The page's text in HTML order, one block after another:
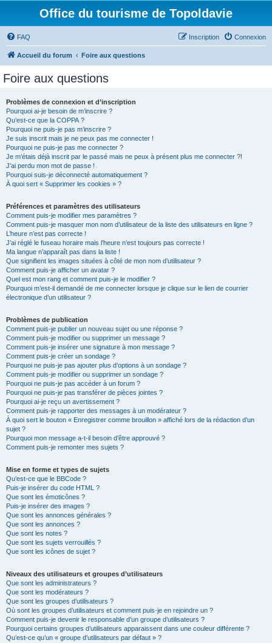
Office du tourisme de Topoldavie
FAQ Connexion
Inscription
Accueil du forum Foire aux questions
Foire aux questions
Problèmes de connexion et d’inscription
Pourquoi ai-je besoin de m’inscrire ?
Qu’est-ce que la COPPA ?
Pourquoi ne puis-je pas m’inscrire ?
Je suis inscrit mais je ne peux pas me connecter !
Pourquoi ne puis-je pas me connecter ?
Je m’étais déjà inscrit par le passé mais ne peux à présent plus me connecter ?!
J’ai perdu mon mot de passe !
Pourquoi suis-je déconnecté automatiquement ?
À quoi sert « Supprimer les cookies » ?
Préférences et paramètres des utilisateurs
Comment puis-je modifier mes paramètres ?
Comment puis-je masquer mon nom d’utilisateur de la liste des utilisateurs en ligne ?
L’heure n’est pas correcte !
J’ai réglé le fuseau horaire mais l’heure n’est toujours pas correcte !
Ma langue n’apparaît pas dans la liste !
Que signifient les images situées à côté de mon nom d’utilisateur ?
Comment puis-je afficher un avatar ?
Quel est mon rang et comment puis-je le modifier ?
Pourquoi m’est-il demandé de me connecter lorsque je clique sur le lien de courrier
électronique d’un utilisateur ?
Problèmes de publication
Comment puis-je publier un nouveau sujet ou une réponse ?
Comment puis-je modifier ou supprimer un message ?
Comment puis-je insérer une signature à mon message ?
Comment puis-je créer un sondage ?
Pourquoi ne puis-je pas ajouter plus d’options à un sondage ?
Comment puis-je modifier ou supprimer un sondage ?
Pourquoi ne puis-je pas accéder à un forum ?
Pourquoi ne puis-je pas transférer de pièces jointes ?
Pourquoi ai-je reçu un avertissement ?
Comment puis-je rapporter des messages à un modérateur ?
À quoi sert le bouton « Enregistrer comme brouillon » affiché lors de la rédaction d’un
sujet ?
Pourquoi mon message a-t-il besoin d’être approuvé ?
Comment puis-je remonter mes sujets ?
Mise en forme et types de sujets
Qu’est-ce que le BBCode ?
Puis-je insérer du code HTML ?
Que sont les émoticônes ?
Puis-je insérer des images ?
Que sont les annonces générales ?
Que sont les annonces ?
Que sont les notes ?
Que sont les sujets verrouillés ?
Que sont les icônes de sujet ?
Niveaux des utilisateurs et groupes d’utilisateurs
Que sont les administrateurs ?
Que sont les modérateurs ?
Que sont les groupes d’utilisateurs ?
Où sont les groupes d’utilisateurs et comment puis-je en rejoindre un ?
Comment puis-je devenir le responsable d’un groupe d’utilisateurs ?
Pourquoi certains groupes d’utilisateurs apparaissent dans une couleur différente ?
Qu’est-ce qu’un « groupe d’utilisateurs par défaut » ?